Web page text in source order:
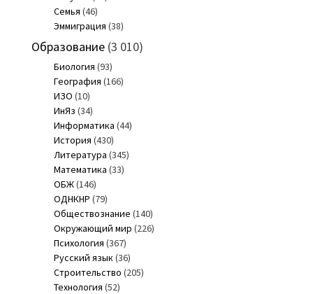
Семья (46)
Эммиграция (38)
Образование(3 010)
Биология (93)
География (166)
ИЗО (10)
ИнЯз (34)
Информатика (44)
История (430)
Литература (345)
Математика (33)
ОБЖ(146)
ОДНКНР (79)
Обществознание (140)
Окружающий мир (226)
Психология (367)
Русский язык(36)
Строительство (205)
Технология (52)